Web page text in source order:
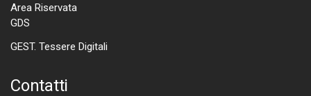
Area Riservata
GDS
GEST. Tessere Digitali
Contatti